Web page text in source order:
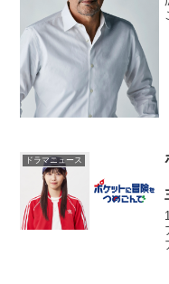
ドラマニュース